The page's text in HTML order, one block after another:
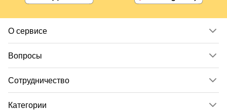
О сервисе
Вопросы
Сотрудничество
Категории